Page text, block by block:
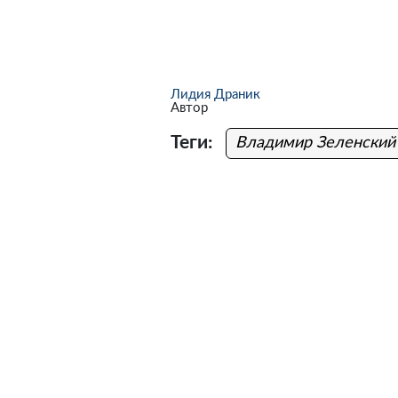
Лидия Драник
Автор
Теги: Владимир Зеленский